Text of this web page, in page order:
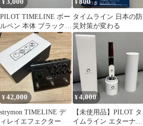
¥
PILOT TIMELINE ボー
ルペン 本体 ブラック
マーブル
¥
タイムライン 日本の防
災対策が変わる
¥42,000
strymon TIMELINE デ
ィレイエフェクター
¥4,000
【未使用品】PILOT タ
イムライン エターナル